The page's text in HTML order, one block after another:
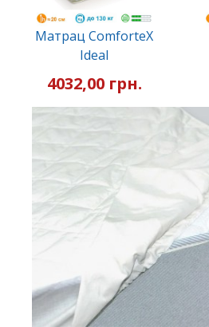
Матрац ComforteX
Ideal
4032,00 грн.